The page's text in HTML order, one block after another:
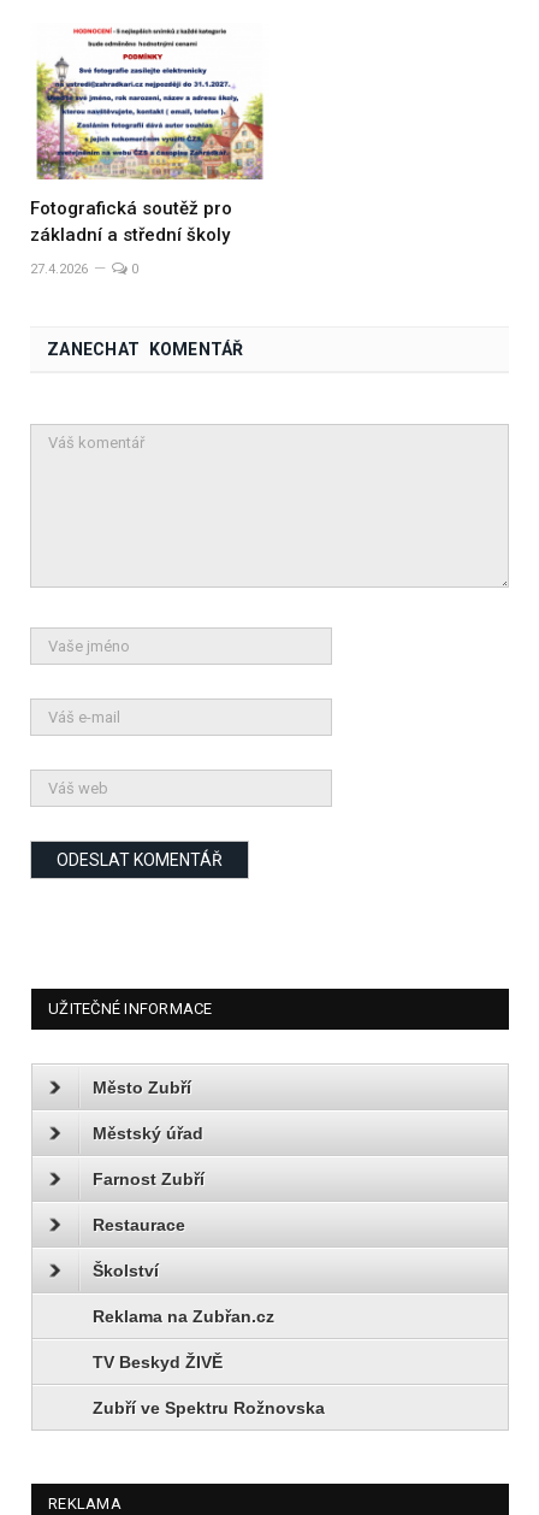
Fotografická soutěž pro
základní a střední školy
27.4.2026 0
ZANECHAT KOMENTÁŘ
UŽITEČNÉ INFORMACE
Město Zubří
Městský úřad
Farnost Zubří
Restaurace
Školství
Reklama na Zubřan.cz
TV Beskyd ŽIVĚ
Zubří ve Spektru Rožnovska
REKLAMA